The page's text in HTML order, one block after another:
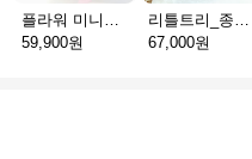
59,900원
67,000원